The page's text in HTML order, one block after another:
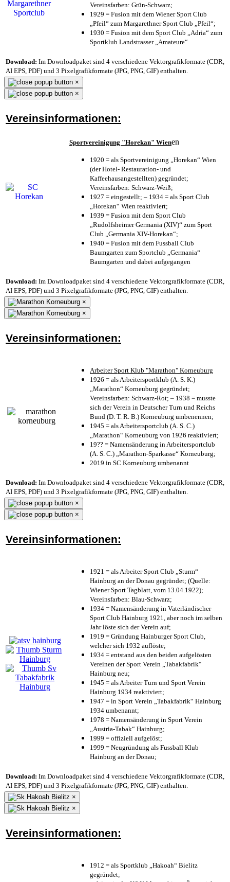
Vereinsfarben: Grün-Schwarz;
1929 = Fusion mit dem Wiener Sport Club
„Pfeil“ zum Margarethner Sport Club „Pfeil“;
1930 = Fusion mit dem Sport Club „Adria“ zum
Sportklub Landstrasser „Amateure“
Download: Im Downloadpaket sind 4 verschiedene Vektorgrafikformate (CDR,
AI EPS, PDF) und 3 Pixelgrafikformate (JPG, PNG, GIF) enthalten.
×
×
Vereinsinformationen:
Sportvereinigung "Horekan" Wienen
1920 = als Sportvereinigung „Horekan“ Wien
(der Hotel- Restauration- und
Kaffeehausangestellten) gegründet;
Vereinsfarben: Schwarz-Weiß;
1927 = eingestellt; – 1934 = als Sport Club
„Horekan“ Wien reaktiviert;
1939 = Fusion mit dem Sport Club
„Rudolfsheimer Germania (XIV)“ zum Sport
Club „Germania XIV-Horekan“;
1940 = Fusion mit dem Fussball Club
Baumgarten zum Sportclub „Germania“
Baumgarten und dabei aufgegangen
Download: Im Downloadpaket sind 4 verschiedene Vektorgrafikformate (CDR,
AI EPS, PDF) und 3 Pixelgrafikformate (JPG, PNG, GIF) enthalten.
×
×
Vereinsinformationen:
Arbeiter Sport Klub "Marathon" Korneuburg
1926 = als Arbeitersportklub (A. S. K.)
„Marathon“ Korneuburg gegründet;
Vereinsfarben: Schwarz-Rot; – 1938 = musste
sich der Verein in Deutscher Turn und Reichs
Bund (D. T. R. B.) Korneuburg umbenennen;
1945 = als Arbeitersportclub (A. S. C.)
„Marathon“ Korneuburg von 1926 reaktiviert;
19?? = Namensänderung in Arbeitersportclub
(A. S. C.) „Marathon-Sparkasse“ Korneuburg;
2019 in SC Korneuburg umbenannt
Download: Im Downloadpaket sind 4 verschiedene Vektorgrafikformate (CDR,
AI EPS, PDF) und 3 Pixelgrafikformate (JPG, PNG, GIF) enthalten.
×
×
Vereinsinformationen:
1921 = als Arbeiter Sport Club „Sturm“
Hainburg an der Donau gegründet; (Quelle:
Wiener Sport Tagblatt, vom 13.04.1922);
Vereinsfarben: Blau-Schwarz;
1934 = Namensänderung in Vaterländischer
Sport Club Hainburg 1921, aber noch im selben
Jahr löste sich der Verein auf;
1919 = Gründung Hainburger Sport Club,
welcher sich 1932 auflöste;
1934 = entstand aus den beiden aufgelösten
Vereinen der Sport Verein „Tabakfabrik“
Hainburg neu;
1945 = als Arbeiter Turn und Sport Verein
Hainburg 1934 reaktiviert;
1947 = in Sport Verein „Tabakfabrik“ Hainburg
1934 umbenannt;
1978 = Namensänderung in Sport Verein
„Austria-Tabak“ Hainburg;
1999 = offiziell aufgelöst;
1999 = Neugründung als Fussball Klub
Hainburg an der Donau;
Download: Im Downloadpaket sind 4 verschiedene Vektorgrafikformate (CDR,
AI EPS, PDF) und 3 Pixelgrafikformate (JPG, PNG, GIF) enthalten.
×
×
Vereinsinformationen:
1912 = als Sportklub „Hakoah“ Bielitz
gegründet;